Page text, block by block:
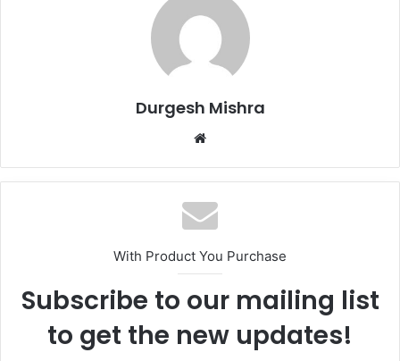
Durgesh Mishra
Website
With Product You Purchase
Subscribe to our mailing list
to get the new updates!